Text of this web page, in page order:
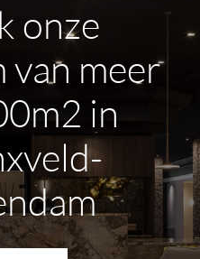
onze
meer
in